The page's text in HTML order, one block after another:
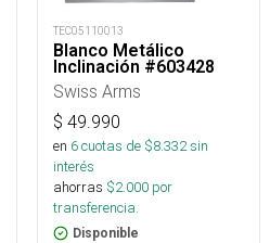
TEC05110013
Blanco Metálico
Inclinación #603428
Swiss Arms
$ 49.990
en 6cuotas de $8.332sin
interés
ahorras $2.000 por
transferencia.
Disponible